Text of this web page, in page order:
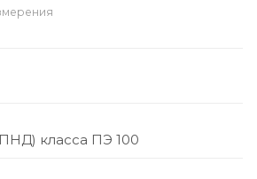
класса ПЭ 100